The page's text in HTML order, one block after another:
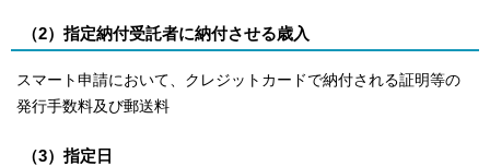
（2）指定納付受託者に納付させる歳入
スマート申請において、クレジットカードで納付される証明等の
発行手数料及び郵送料
（3）指定日